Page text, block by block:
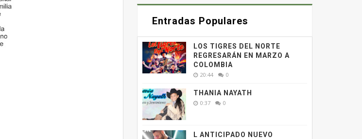
Entradas Populares
LOS TIGRES DEL NORTE
REGRESARÁN EN MARZO A
COLOMBIA
20:44 0
THANIA NAYATH
0:37 0
L ANTICIPADO NUEVO